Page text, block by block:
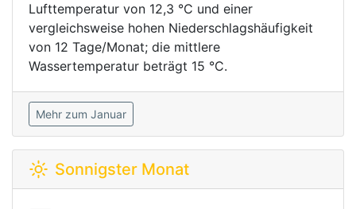
Lufttemperatur von 12,3 °C und einer
vergleichsweise hohen Niederschlagshäufigkeit
von 12 Tage/Monat; die mittlere
Wassertemperatur beträgt 15 °C.
Mehr zum Januar
Sonnigster Monat